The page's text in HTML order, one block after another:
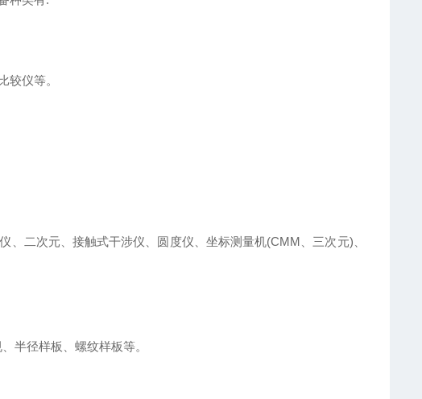
仪等。
二次元、接触式干涉仪、圆度仪、坐标测量机(CMM、三次元)、
径样板、螺纹样板等。